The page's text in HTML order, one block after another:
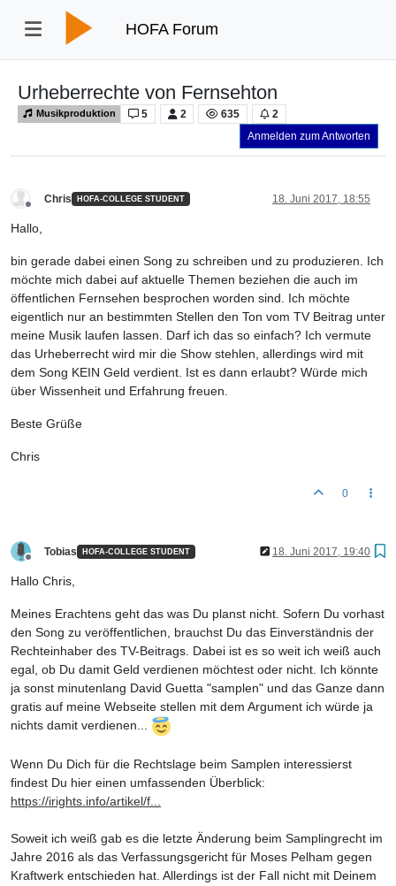
HOFA Forum
Urheberrechte von Fernsehton
Musikproduktion 5 2 635
2
Anmelden zum Antworten
Chris HOFA-COLLEGE STUDENT 18. Juni 2017, 18:55
Hallo,
bin gerade dabei einen Song zu schreiben und zu produzieren. Ich
möchte mich dabei auf aktuelle Themen beziehen die auch im
öffentlichen Fernsehen besprochen worden sind. Ich möchte
eigentlich nur an bestimmten Stellen den Ton vom TV Beitrag unter
meine Musik laufen lassen. Darf ich das so einfach? Ich vermute
das Urheberrecht wird mir die Show stehlen, allerdings wird mit
dem Song KEIN Geld verdient. Ist es dann erlaubt? Würde mich
über Wissenheit und Erfahrung freuen.
Beste Grüße
Chris
0
Tobias HOFA-COLLEGE STUDENT 18. Juni 2017, 19:40
Hallo Chris,
Meines Erachtens geht das was Du planst nicht. Sofern Du vorhast
den Song zu veröffentlichen, brauchst Du das Einverständnis der
Rechteinhaber des TV-Beitrags. Dabei ist es so weit ich weiß auch
egal, ob Du damit Geld verdienen möchtest oder nicht. Ich könnte
ja sonst minutenlang David Guetta "samplen" und das Ganze dann
gratis auf meine Webseite stellen mit dem Argument ich würde ja
nichts damit verdienen...
Wenn Du Dich für die Rechtslage beim Samplen interessierst
findest Du hier einen umfassenden Überblick:
https://irights.info/artikel/f...
Soweit ich weiß gab es die letzte Änderung beim Samplingrecht im
Jahre 2016 als das Verfassungsgericht für Moses Pelham gegen
Kraftwerk entschieden hat. Allerdings ist der Fall nicht mit Deinem